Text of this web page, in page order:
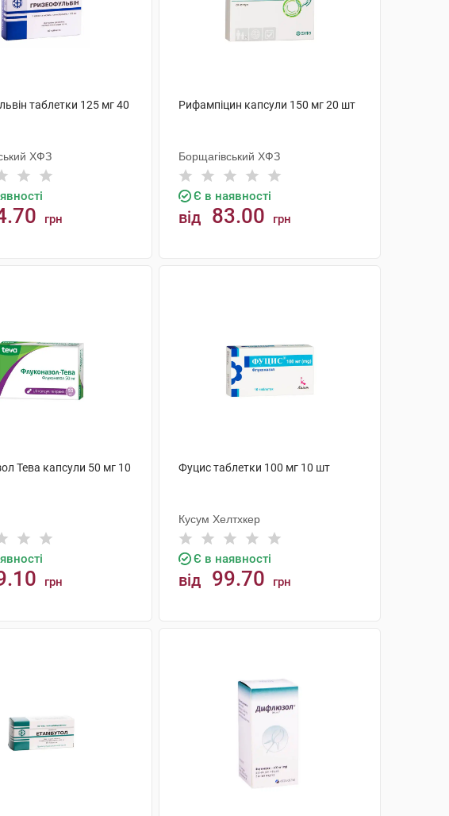
таблетки 125 мг 40
ХФЗ
грн
Рифампіцин капсули 150 мг 20 шт
Борщагівський ХФЗ
Є в наявності
від 83.00 грн
Тева капсули 50 мг 10
грн
Фуцис таблетки 100 мг 10 шт
Кусум Хелтхкер
Є в наявності
від 99.70 грн